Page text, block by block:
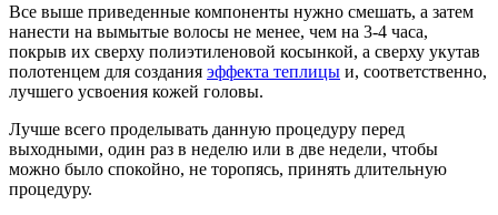
Все выше приведенные компоненты нужно смешать, а затем
нанести на вымытые волосы не менее, чем на 3-4 часа,
покрыв их сверху полиэтиленовой косынкой, а сверху укутав
полотенцем для создания эффекта теплицы и, соответственно,
лучшего усвоения кожей головы.
Лучше всего проделывать данную процедуру перед
выходными, один раз в неделю или в две недели, чтобы
можно было спокойно, не торопясь, принять длительную
процедуру.